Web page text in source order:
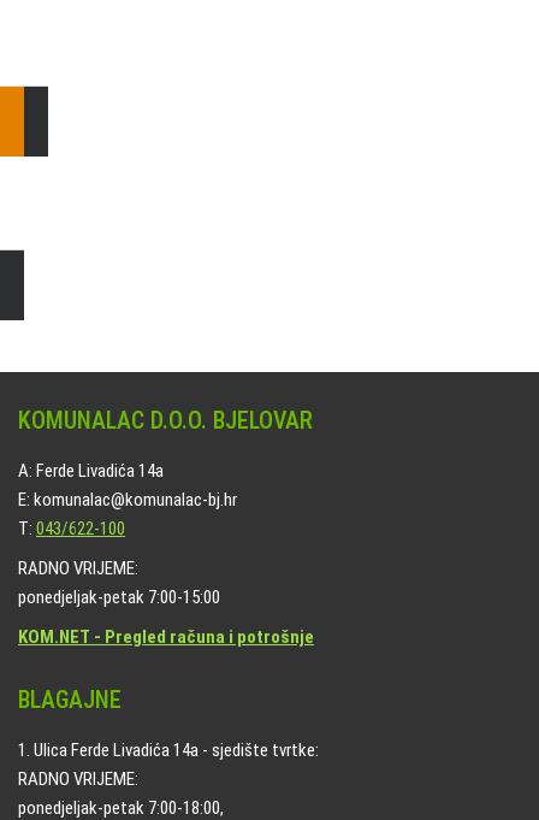
KOMUNALAC D.O.O. BJELOVAR
A: Ferde Livadića 14a
E: komunalac@komunalac-bj.hr
T: 043/622-100
RADNO VRIJEME:
ponedjeljak-petak 7:00-15:00
KOM.NET - Pregled računa i potrošnje
BLAGAJNE
1. Ulica Ferde Livadića 14a - sjedište tvrtke:
RADNO VRIJEME:
ponedjeljak-petak 7:00-18:00,